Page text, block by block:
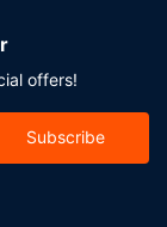
offers!
Subscribe